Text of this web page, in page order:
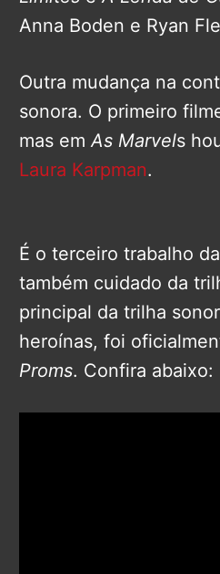
Anna Boden e Ryan
Outra mudança na
sonora. O primeiro
mas em As Marvels
Laura Karpman.
É o terceiro trabalho
também cuidado da
principal da trilha
heroínas, foi
Proms. Confira abaixo: